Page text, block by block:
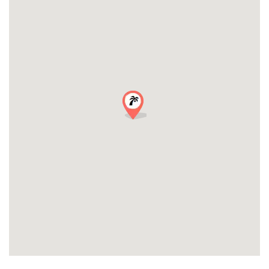
por cada persona adicional 20 €/adulto | 9 € /niño